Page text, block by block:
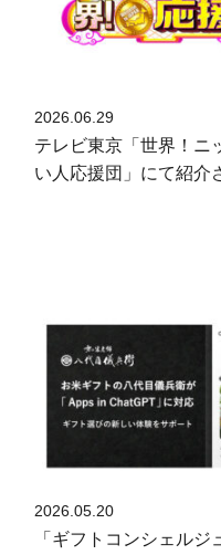
2026.06.29
テレビ東京「世界！ニ
い人応援団」にて紹介
2026.05.20
「ギフトコンシェルジ